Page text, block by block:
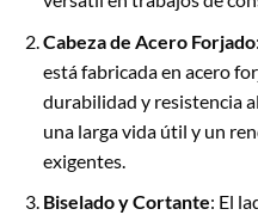
Cabeza de Acero Forjado
está fabricada en acero
durabilidad y resistencia
una larga vida útil y un
exigentes.
Biselado y Cortante: El